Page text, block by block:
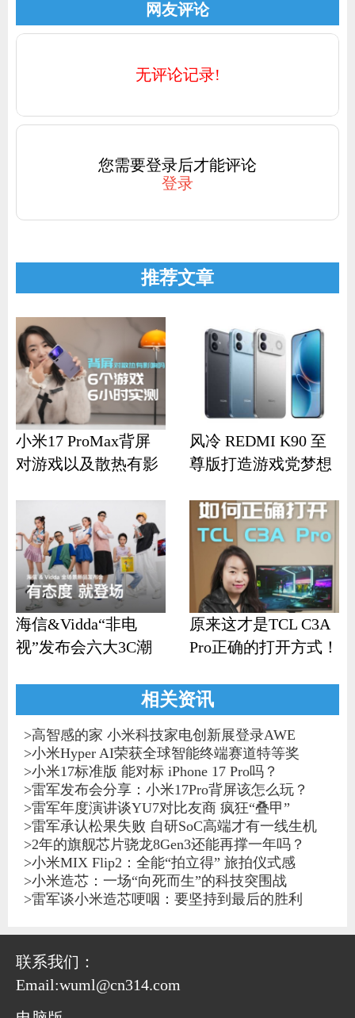
网友评论
无评论记录!
您需要登录后才能评论
登录
推荐文章
小米17 ProMax背屏
对游戏以及散热有影
风冷 REDMI K90 至
尊版打造游戏党梦想
海信&Vidda“非电
视”发布会六大3C潮
原来这才是TCL C3A
Pro正确的打开方式！
相关资讯
>高智感的家 小米科技家电创新展登录AWE
>小米Hyper AI荣获全球智能终端赛道特等奖
>小米17标准版 能对标 iPhone 17 Pro吗？
>雷军发布会分享：小米17Pro背屏该怎么玩？
>雷军年度演讲谈YU7对比友商 疯狂“叠甲”
>雷军承认松果失败 自研SoC高端才有一线生机
>2年的旗舰芯片骁龙8Gen3还能再撑一年吗？
>小米MIX Flip2：全能“拍立得” 旅拍仪式感
>小米造芯：一场“向死而生”的科技突围战
>雷军谈小米造芯哽咽：要坚持到最后的胜利
联系我们：
Email:wuml@cn314.com